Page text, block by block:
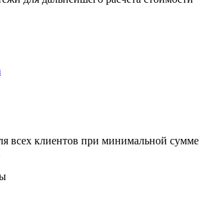
всех клиентов при минимальной сумме